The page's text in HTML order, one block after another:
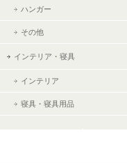
ハンガー
その他
インテリア・寝具
インテリア
寝具・寝具用品